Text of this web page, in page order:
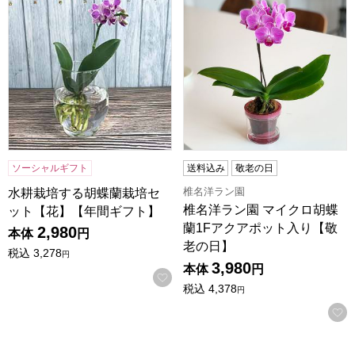
ソーシャルギフト
水耕栽培する胡蝶蘭栽培セ
ット【花】【年間ギフト】
本体 2,980円
税込 3,278円
お気に入りに登録する
送料込み 敬老の日
椎名洋ラン園
椎名洋ラン園 マイクロ胡蝶
蘭1Fアクアポット入り【敬
老の日】
本体 3,980円
税込 4,378円